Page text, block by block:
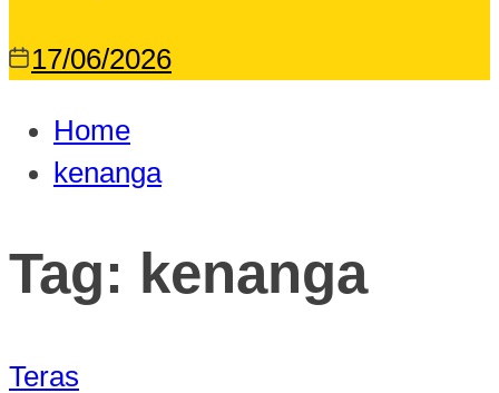
17/06/2026
Home
kenanga
Tag: kenanga
Teras